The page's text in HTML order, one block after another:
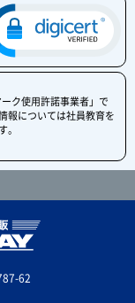
ク使用許諾事業者」で
報については社員教育を
62